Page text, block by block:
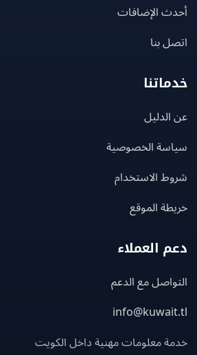
الإضافات
بنا
الخصوصية
الاستخدام
الموقع
العملاء
مع الدعم
معلومات مهنية داخل الكويت